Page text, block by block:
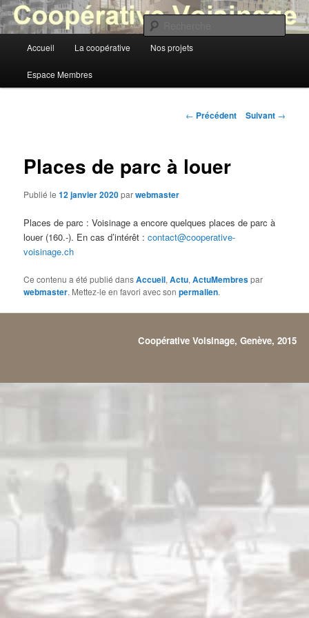
Aller
au
contenu
principalCoopérative Voisinage
Accueil La coopérative Nos projets
Espace Membres
Navigation
← Précédent Suivant →
Places de parc à louer
Publié le12 janvier 2020parwebmaster
Places de parc : Voisinage a encore quelques places de parc à
louer (160.-). En cas d’intérêt :contact@cooperative-
voisinage.ch
Ce contenu a été publié dansAccueil,Actu,ActuMembrespar
webmaster. Mettez-le en favori avec sonpermalien.
Coopérative Voisinage, Genève, 2015